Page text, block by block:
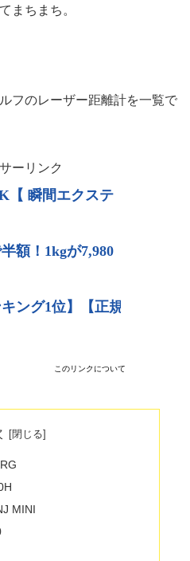
まちまち。
フのレーザー距離計を一覧で
ーリンク
MINI